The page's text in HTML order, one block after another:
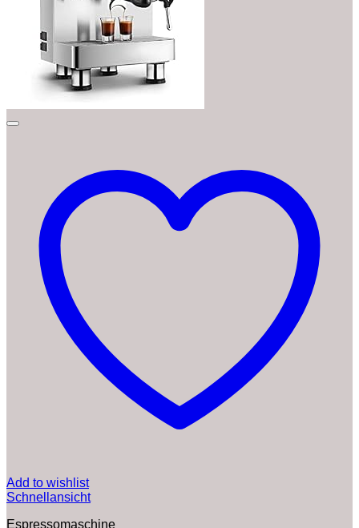
Add to wishlist
Schnellansicht
Espressomaschine